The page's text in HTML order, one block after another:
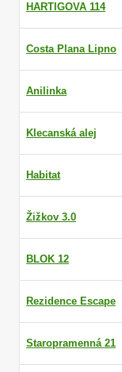
HARTIGOVA 114
Costa Plana Lipno
Anilinka
Klecanská alej
Habitat
Žižkov 3.0
BLOK 12
Rezidence Escape
Staropramenná 21